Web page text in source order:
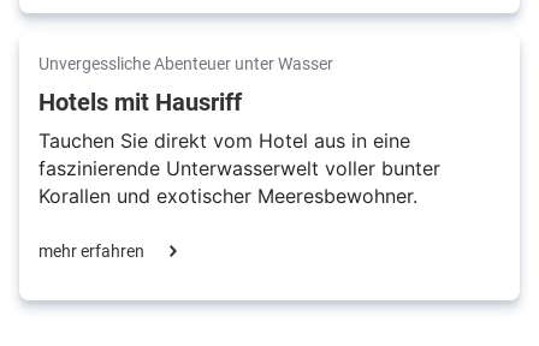
Unvergessliche Abenteuer unter Wasser
Hotels mit Hausriff
Tauchen Sie direkt vom Hotel aus in eine
faszinierende Unterwasserwelt voller bunter
Korallen und exotischer Meeresbewohner.
mehr erfahren